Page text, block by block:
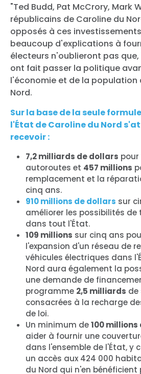
"Ted Budd, Pat McCrory, Mark
républicains de Caroline du
opposés à ces
beaucoup d'explications à
électeurs n'oublieront pas que,
ont fait passer la politique
l'économie et de la population
Nord.
Sur la base de la seule
l'État de Caroline du Nord
recevoir :
7,2 milliards de dollars pour
autoroutes et 457 millions
remplacement et la
cinq ans.
910 millions de dollars sur
améliorer les possibilités
dans tout l'État.
109 millions sur cinq ans
l'expansion d'un réseau de
véhicules électriques dans
Nord aura également la
une demande de
programme 2,5 milliards de
consacrées à la recharge
de loi.
Un minimum de100
aider à fournir une
dans l'ensemble de l'État, y
un accès aux 424 000
du Nord qui n'en